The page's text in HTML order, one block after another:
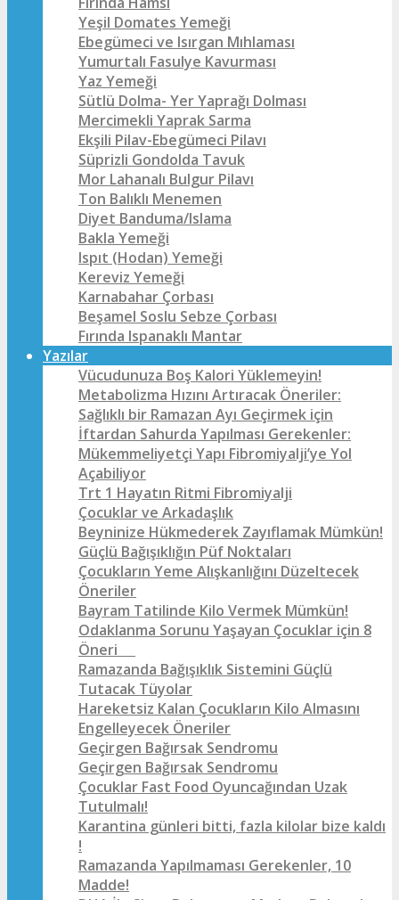
Yeşil Domates Yemeği
Ebegümeci ve Isırgan Mıhlaması
Yumurtalı Fasulye Kavurması
Yaz Yemeği
Sütlü Dolma- Yer Yaprağı Dolması
Mercimekli Yaprak Sarma
Ekşili Pilav-Ebegümeci Pilavı
Süprizli Gondolda Tavuk
Mor Lahanalı Bulgur Pilavı
Ton Balıklı Menemen
Diyet Banduma/Islama
Bakla Yemeği
Ispıt (Hodan) Yemeği
Kereviz Yemeği
Karnabahar Çorbası
Beşamel Soslu Sebze Çorbası
Fırında Ispanaklı Mantar
Yazılar
Vücudunuza Boş Kalori Yüklemeyin!
Metabolizma Hızını Artıracak Öneriler:
Sağlıklı bir Ramazan Ayı Geçirmek için
İftardan Sahurda Yapılması Gerekenler:
Mükemmeliyetçi Yapı Fibromiyalji’ye Yol
Açabiliyor
Trt 1 Hayatın Ritmi Fibromiyalji
Çocuklar ve Arkadaşlık
Beyninize Hükmederek Zayıflamak Mümkün!
Güçlü Bağışıklığın Püf Noktaları
Çocukların Yeme Alışkanlığını Düzeltecek
Öneriler
Bayram Tatilinde Kilo Vermek Mümkün!
Odaklanma Sorunu Yaşayan Çocuklar için 8
Öneri
Ramazanda Bağışıklık Sistemini Güçlü
Tutacak Tüyolar
Hareketsiz Kalan Çocukların Kilo Almasını
Engelleyecek Öneriler
Geçirgen Bağırsak Sendromu
Geçirgen Bağırsak Sendromu
Çocuklar Fast Food Oyuncağından Uzak
Tutulmalı!
Karantina günleri bitti, fazla kilolar bize kaldı
!
Ramazanda Yapılmaması Gerekenler, 10
Madde!